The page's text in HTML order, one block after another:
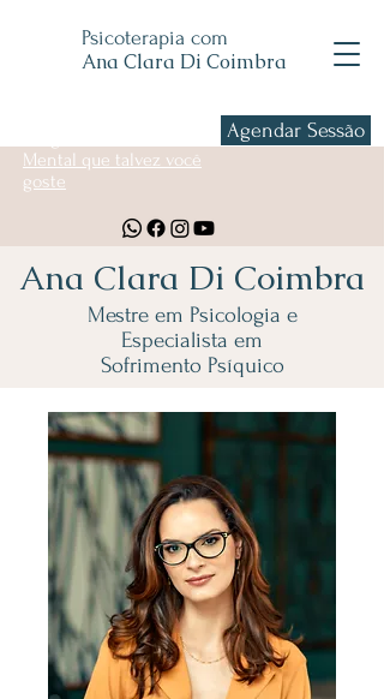
Psicoterapia com
Ana Clara Di Coimbra
Mental que talvez você
goste
Agendar Sessão
Ana Clara Di Coimbra
Mestre em Psicologia e
Especialista em
Sofrimento Psíquico